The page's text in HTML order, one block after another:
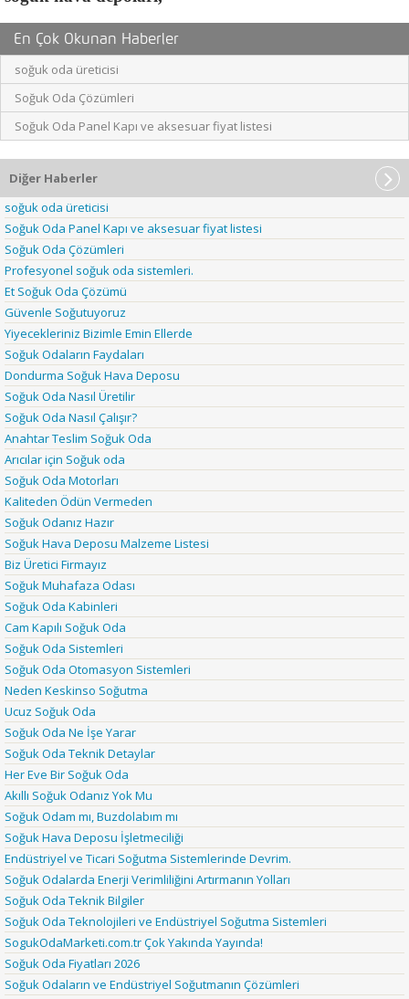
En Çok Okunan Haberler
soğuk oda üreticisi
Soğuk Oda Çözümleri
Soğuk Oda Panel Kapı ve aksesuar fiyat listesi
Diğer Haberler
soğuk oda üreticisi
Soğuk Oda Panel Kapı ve aksesuar fiyat listesi
Soğuk Oda Çözümleri
Profesyonel soğuk oda sistemleri.
Et Soğuk Oda Çözümü
Güvenle Soğutuyoruz
Yiyecekleriniz Bizimle Emin Ellerde
Soğuk Odaların Faydaları
Dondurma Soğuk Hava Deposu
Soğuk Oda Nasıl Üretilir
Soğuk Oda Nasıl Çalışır?
Anahtar Teslim Soğuk Oda
Arıcılar için Soğuk oda
Soğuk Oda Motorları
Kaliteden Ödün Vermeden
Soğuk Odanız Hazır
Soğuk Hava Deposu Malzeme Listesi
Biz Üretici Firmayız
Soğuk Muhafaza Odası
Soğuk Oda Kabinleri
Cam Kapılı Soğuk Oda
Soğuk Oda Sistemleri
Soğuk Oda Otomasyon Sistemleri
Neden Keskinso Soğutma
Ucuz Soğuk Oda
Soğuk Oda Ne İşe Yarar
Soğuk Oda Teknik Detaylar
Her Eve Bir Soğuk Oda
Akıllı Soğuk Odanız Yok Mu
Soğuk Odam mı, Buzdolabım mı
Soğuk Hava Deposu İşletmeciliği
Endüstriyel ve Ticari Soğutma Sistemlerinde Devrim.
Soğuk Odalarda Enerji Verimliliğini Artırmanın Yolları
Soğuk Oda Teknik Bilgiler
Soğuk Oda Teknolojileri ve Endüstriyel Soğutma Sistemleri
SogukOdaMarketi.com.tr Çok Yakında Yayında!
Soğuk Oda Fiyatları 2026
Soğuk Odaların ve Endüstriyel Soğutmanın Çözümleri